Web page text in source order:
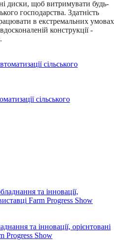
диски, щоб витримувати будь-
господарства. Здатність
в екстремальних умовах
конструкції -
сільського
та інновації, орієнтовані
Progress Show